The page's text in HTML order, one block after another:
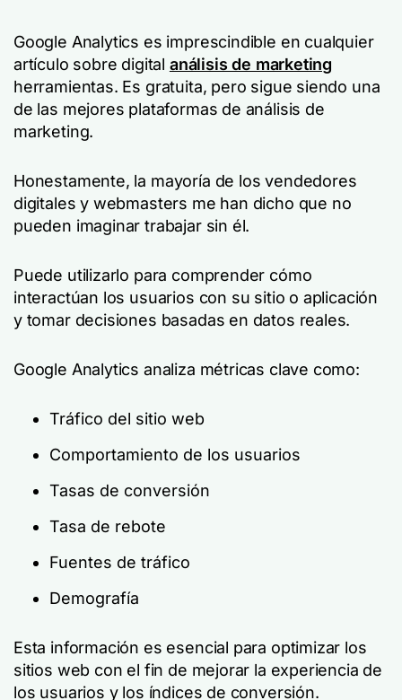
Google Analytics es imprescindible en cualquier
artículo sobre digital análisis de marketing
herramientas. Es gratuita, pero sigue siendo una
de las mejores plataformas de análisis de
marketing.
Honestamente, la mayoría de los vendedores
digitales y webmasters me han dicho que no
pueden imaginar trabajar sin él.
Puede utilizarlo para comprender cómo
interactúan los usuarios con su sitio o aplicación
y tomar decisiones basadas en datos reales.
Google Analytics analiza métricas clave como:
Tráfico del sitio web
Comportamiento de los usuarios
Tasas de conversión
Tasa de rebote
Fuentes de tráfico
Demografía
Esta información es esencial para optimizar los
sitios web con el fin de mejorar la experiencia de
los usuarios y los índices de conversión.